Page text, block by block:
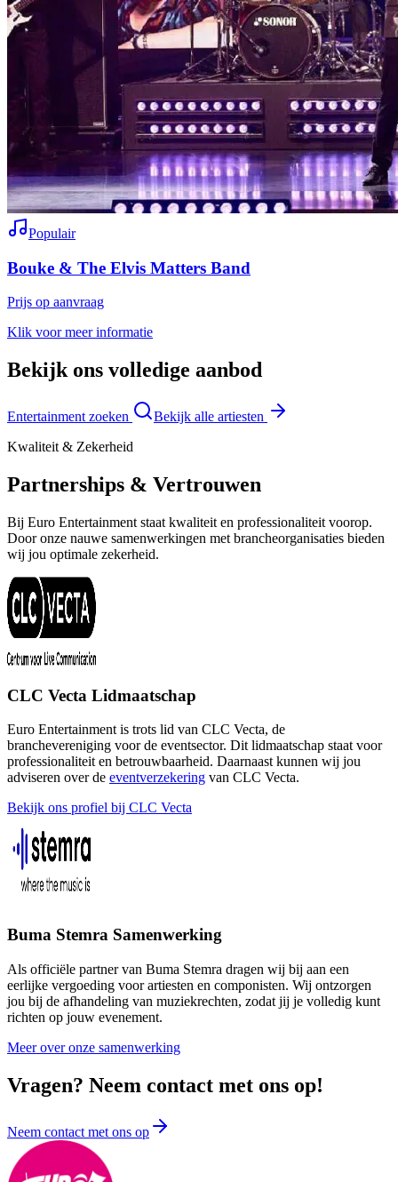
Populair
Bouke & The Elvis Matters Band
Prijs op aanvraag
Klik voor meer informatie
Bekijk ons volledige aanbod
Entertainment zoeken
Bekijk alle artiesten
Kwaliteit & Zekerheid
Partnerships & Vertrouwen
Bij Euro Entertainment staat kwaliteit en professionaliteit voorop.
Door onze nauwe samenwerkingen met brancheorganisaties bieden
wij jou optimale zekerheid.
CLC Vecta Lidmaatschap
Euro Entertainment is trots lid van CLC Vecta, de
branchevereniging voor de eventsector. Dit lidmaatschap staat voor
professionaliteit en betrouwbaarheid. Daarnaast kunnen wij jou
adviseren over de eventverzekering van CLC Vecta.
Bekijk ons profiel bij CLC Vecta
Buma Stemra Samenwerking
Als officiële partner van Buma Stemra dragen wij bij aan een
eerlijke vergoeding voor artiesten en componisten. Wij ontzorgen
jou bij de afhandeling van muziekrechten, zodat jij je volledig kunt
richten op jouw evenement.
Meer over onze samenwerking
Vragen? Neem contact met ons op!
Neem contact met ons op